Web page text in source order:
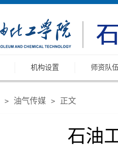
机构设置 师资队
> 油气传媒 > 正文
石油